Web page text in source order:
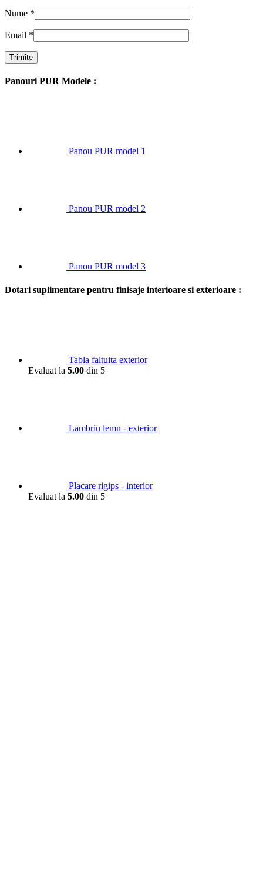
Nume *
Email *
Panouri PUR Modele :
Panou PUR model 1
Panou PUR model 2
Panou PUR model 3
Dotari suplimentare pentru finisaje interioare si exterioare :
Tabla faltuita exterior
Evaluat la 5.00 din 5
Lambriu lemn - exterior
Placare rigips - interior
Evaluat la 5.00 din 5